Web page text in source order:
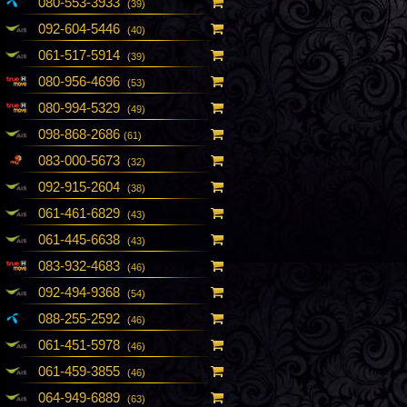
(39)
092-604-5446 (40)
061-517-5914 (39)
080-956-4696 (53)
080-994-5329 (49)
098-868-2686 (61)
083-000-5673 (32)
092-915-2604 (38)
061-461-6829 (43)
061-445-6638 (43)
083-932-4683 (46)
092-494-9368 (54)
088-255-2592 (46)
061-451-5978 (46)
061-459-3855 (46)
064-949-6889 (63)